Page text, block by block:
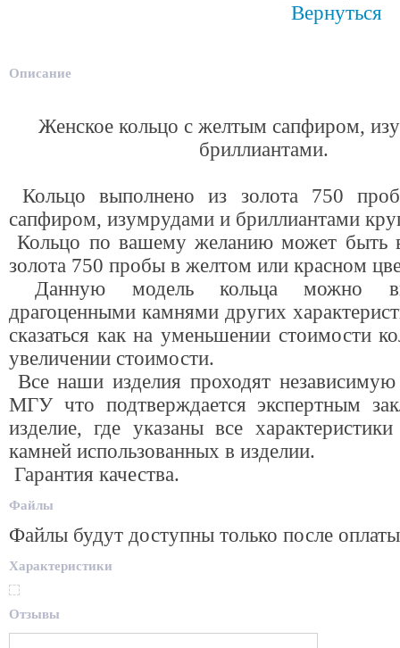
Вернуться
Описание
Женское кольцо с желтым сапфиром,
бриллиантами.
Кольцо выполнено из золота 750
сапфиром, изумрудами и бриллиантами
Кольцо по вашему желанию может быть
золота 750 пробы в желтом или красном
Данную модель кольца можно
драгоценными камнями других
сказаться как на уменьшении стоимости
увеличении стоимости.
Все наши изделия проходят независимую
МГУ что подтверждается экспертным
изделие, где указаны все
камней использованных в изделии.
Гарантия качества.
Файлы
Файлы будут доступны только после оплаты
Характеристики
Отзывы